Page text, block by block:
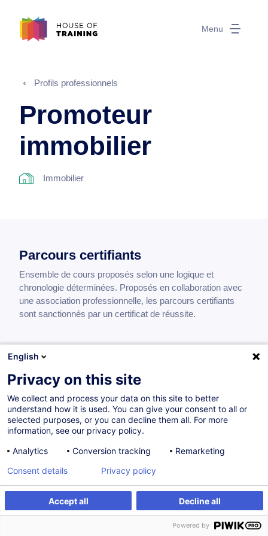
Menu
Profils professionnels
Promoteur
immobilier
Immobilier
Parcours certifiants
Ensemble de cours proposés selon une logique et
chronologie déterminées. Proposés en collaboration avec
une association professionnelle, les parcours certifiants
sont sanctionnés par un certificat de réussite.
l'immobilier
FR
Parcours certifiant
+3 58H20
Certifications Formation présentielle
Cours du soir
English
Privacy on this site
We collect and process your data on this site to better
understand how it is used. You can give your consent to all or
selected purposes, or you can decline them all. For more
information, see our privacy policy.
Analytics
Conversion tracking Remarketing
Accept all Decline all
Consent details Privacy policy
Powered by